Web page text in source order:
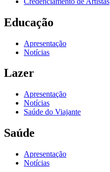
Educação
Apresentação
Notícias
Lazer
Apresentação
Notícias
Saúde do Viajante
Saúde
Apresentação
Notícias